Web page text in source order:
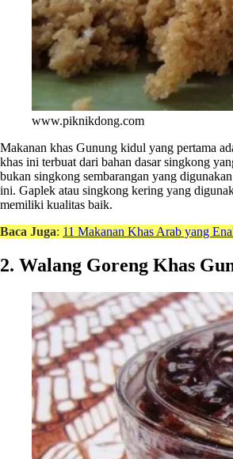
www.piknikdong.com
Makanan khas Gunung kidul yang pertama
khas ini terbuat dari bahan dasar singkong
bukan singkong sembarangan yang
ini. Gaplek atau singkong kering yang
memiliki kualitas baik.
Baca Juga: 11 Makanan Khas Arab yang
2. Walang Goreng Khas